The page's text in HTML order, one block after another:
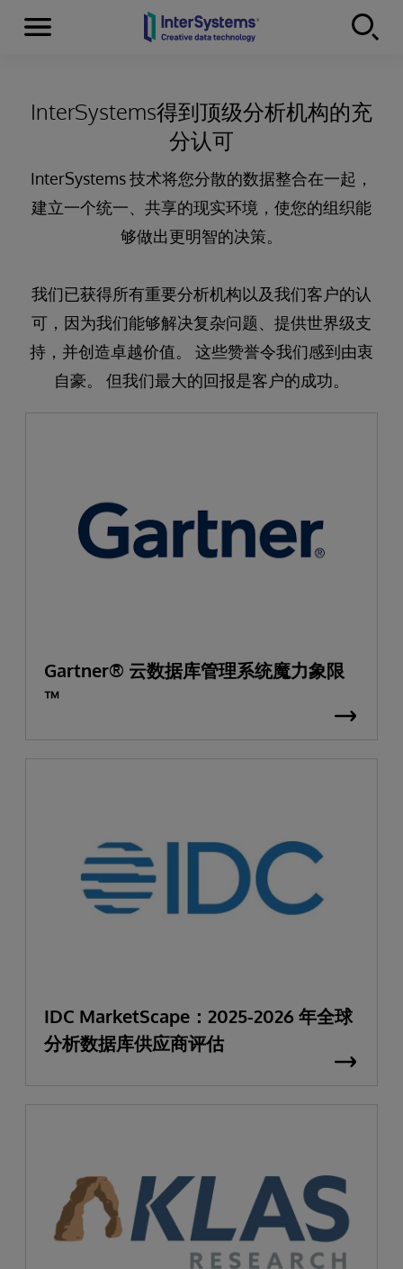
Skip to content
Menu
InterSystems得到顶级分析机构的充
分认可
InterSystems 技术将您分散的数据整合在一起，
建立一个统一、共享的现实环境，使您的组织能
够做出更明智的决策。
我们已获得所有重要分析机构以及我们客户的认
可，因为我们能够解决复杂问题、提供世界级支
持，并创造卓越价值。 这些赞誉令我们感到由衷
自豪。 但我们最大的回报是客户的成功。
Gartner® 云数据库管理系统魔力象限
™
IDC MarketScape：2025-2026 年全球
分析数据库供应商评估